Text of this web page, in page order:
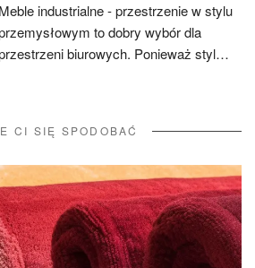
Meble industrialne - przestrzenie w stylu
to dobry wybór dla
biurowych. Ponieważ styl…
CI SIĘ SPODOBAĆ